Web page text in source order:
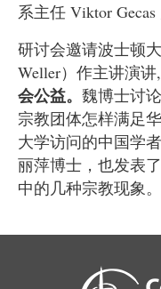
系主任 Viktor Gecas
研讨会邀请波士顿
Weller）作主讲演讲,
会公益。 魏博士讨
宗教团体怎样满足
大学访问的中国学
丽萍博士，也发表
中的几种宗教现象。